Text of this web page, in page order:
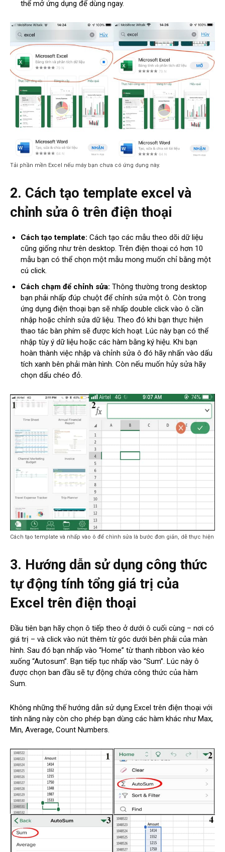
thể mở ứng dụng để dùng ngay.
Tải phần mền Excel nếu máy bạn chưa có ứng dụng này.
2. Cách tạo template excel và
chỉnh sửa ô trên điện thoại
Cách tạo template: Cách tạo các mẫu theo dõi dữ liệu
cũng giống như trên desktop. Trên điện thoại có hơn 10
mẫu bạn có thể chọn một mẫu mong muốn chỉ bằng một
cú click.
Cách chạm để chỉnh sửa: Thông thường trong desktop
bạn phải nhấp đúp chuột để chỉnh sửa một ô. Còn trong
ứng dụng điện thoại bạn sẽ nhấp double click vào ô cần
nhập hoặc chỉnh sửa dữ liệu. Theo đó khi bạn thực hiện
thao tác bàn phím sẽ được kích hoạt. Lúc này bạn có thể
nhập tùy ý dữ liệu hoặc các hàm bằng ký hiệu. Khi bạn
hoàn thành việc nhập và chỉnh sửa ô đó hãy nhấn vào dấu
tích xanh bên phải màn hình. Còn nếu muốn hủy sửa hãy
chọn dấu chéo đỏ.
Cách tạo template và nhấp vào ô để chình sửa là bước đơn giản, dễ thực hiện
3. Hướng dẫn sử dụng công thức
tự động tính tổng giá trị của
Excel trên điện thoại
Đầu tiên bạn hãy chọn ô tiếp theo ở dưới ô cuối cùng – nơi có
giá trị – và click vào nút thêm từ góc dưới bên phải của màn
hình. Sau đó bạn nhấp vào “Home” từ thanh ribbon vào kéo
xuống “Autosum”. Bạn tiếp tục nhấp vào “Sum”. Lúc này ô
được chọn ban đầu sẽ tự động chứa công thức của hàm
Sum.
Không những thế hướng dẫn sử dụng Excel trên điện thoại với
tính năng này còn cho phép bạn dùng các hàm khác như Max,
Min, Average, Count Numbers.